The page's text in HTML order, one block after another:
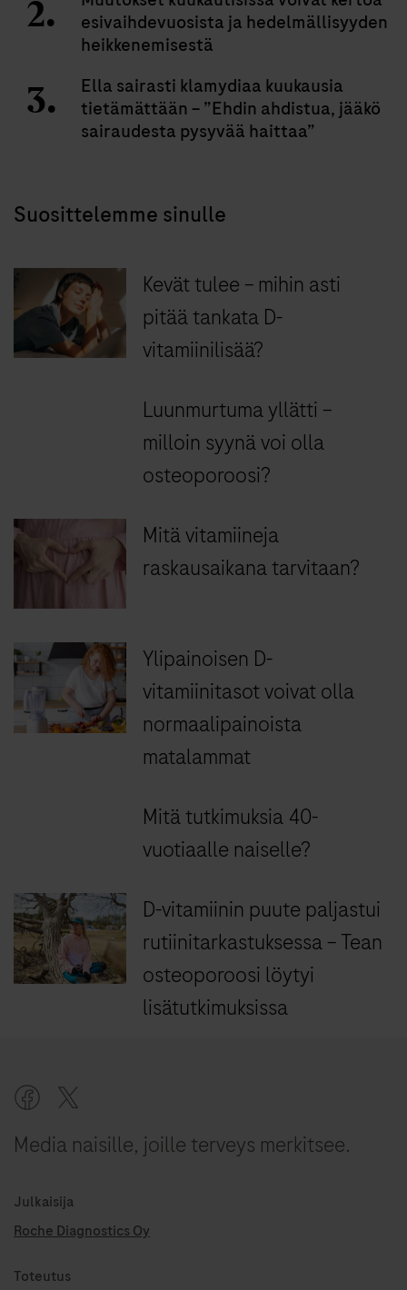
esivaihdevuosista ja hedelmällisyyden
heikkenemisestä
Ella sairasti klamydiaa kuukausia
tietämättään – ”Ehdin ahdistua, jääkö
sairaudesta pysyvää haittaa”
Suosittelemme sinulle
Kevät tulee – mihin asti
pitää tankata D-
vitamiinilisää?
Luunmurtuma yllätti –
milloin syynä voi olla
osteoporoosi?
Mitä vitamiineja
raskausaikana tarvitaan?
Ylipainoisen D-
vitamiinitasot voivat olla
normaalipainoista
matalammat
Mitä tutkimuksia 40-
vuotiaalle naiselle?
D-vitamiinin puute paljastui
rutiinitarkastuksessa – Tean
osteoporoosi löytyi
lisätutkimuksissa
Media naisille, joille terveys merkitsee.
Julkaisija
Roche Diagnostics Oy
Toteutus